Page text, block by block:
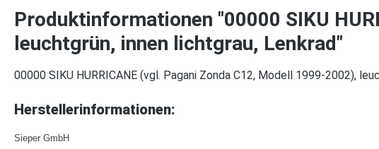
Produktinformationen "00000 SIKU
leuchtgrün, innen lichtgrau, Lenkrad"
00000 SIKU HURRICANE (vgl. Pagani Zonda C12, Modell 1999-2002),
Herstellerinformationen:
Sieper GmbH